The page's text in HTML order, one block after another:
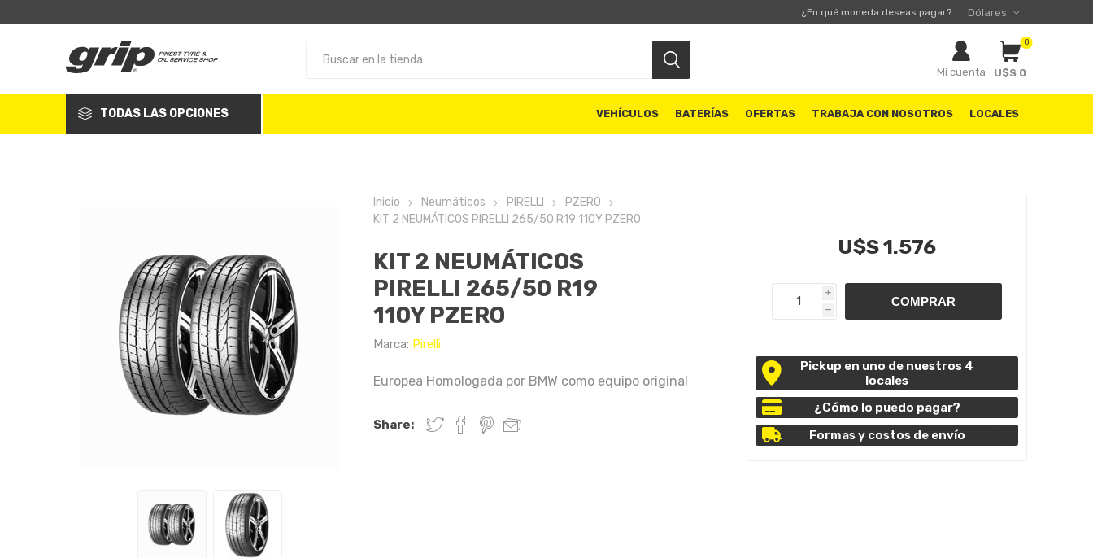
¿En qué moneda deseas pagar?
Mi cuenta
0
U$S 0
TODAS LAS OPCIONES VEHÍCULOS BATERÍAS OFERTAS TRABAJA CON NOSOTROS LOCALES
Inicio Neumáticos PIRELLI
PZERO
KIT 2 NEUMÁTICOS PIRELLI 265/50 R19 110Y PZERO
KIT 2 NEUMÁTICOS
PIRELLI 265/50 R19
110Y PZERO
Marca: Pirelli
Europea Homologada por BMW como equipo original
Share:
U$S 1.576
i
h
Pickup en uno de nuestros 4
locales
¿Cómo lo puedo pagar?
Formas y costos de envío